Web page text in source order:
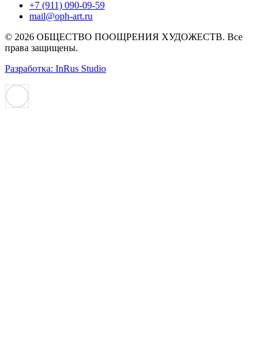
+7 (911) 090-09-59
mail@oph-art.ru
© 2026 ОБЩЕСТВО ПООЩРЕНИЯ ХУДОЖЕСТВ. Все
права защищены.
Разработка: InRus Studio